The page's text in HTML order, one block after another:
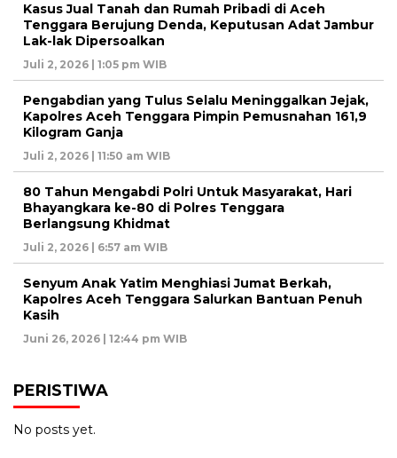
Kasus Jual Tanah dan Rumah Pribadi di Aceh
Tenggara Berujung Denda, Keputusan Adat Jambur
Lak-lak Dipersoalkan
Juli 2, 2026 | 1:05 pm WIB
Pengabdian yang Tulus Selalu Meninggalkan Jejak,
Kapolres Aceh Tenggara Pimpin Pemusnahan 161,9
Kilogram Ganja
Juli 2, 2026 | 11:50 am WIB
80 Tahun Mengabdi Polri Untuk Masyarakat, Hari
Bhayangkara ke-80 di Polres Tenggara
Berlangsung Khidmat
Juli 2, 2026 | 6:57 am WIB
Senyum Anak Yatim Menghiasi Jumat Berkah,
Kapolres Aceh Tenggara Salurkan Bantuan Penuh
Kasih
Juni 26, 2026 | 12:44 pm WIB
PERISTIWA
No posts yet.